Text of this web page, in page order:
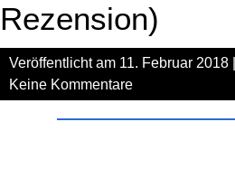
Rezension)
Veröffentlicht am 11. Februar 2018
Keine Kommentare